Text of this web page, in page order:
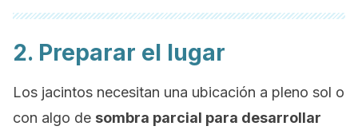
2. Preparar el lugar
Los jacintos necesitan una ubicación a pleno sol o
con algo de sombra parcial para desarrollar